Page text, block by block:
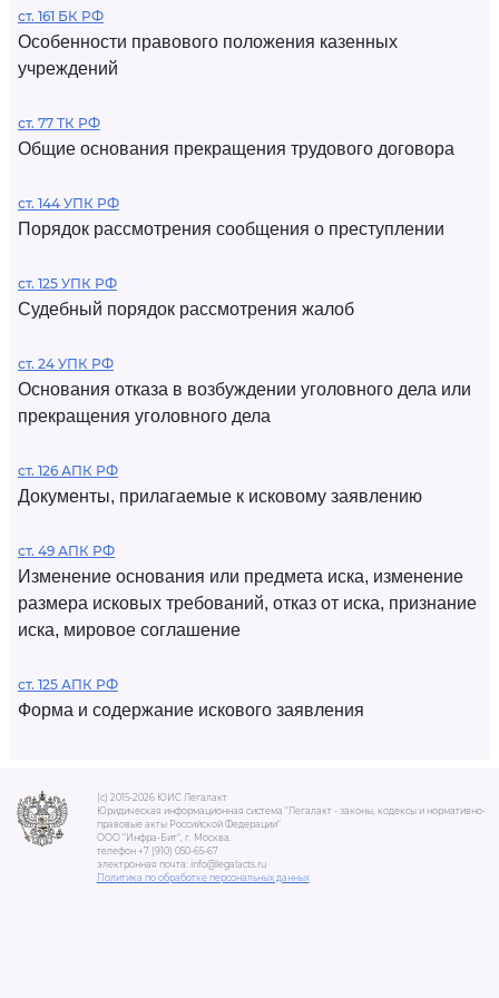
ст. 161 БК РФ
Особенности правового положения казенных
учреждений
ст. 77 ТК РФ
Общие основания прекращения трудового договора
ст. 144 УПК РФ
Порядок рассмотрения сообщения о преступлении
ст. 125 УПК РФ
Судебный порядок рассмотрения жалоб
ст. 24 УПК РФ
Основания отказа в возбуждении уголовного дела или
прекращения уголовного дела
ст. 126 АПК РФ
Документы, прилагаемые к исковому заявлению
ст. 49 АПК РФ
Изменение основания или предмета иска, изменение
размера исковых требований, отказ от иска, признание
иска, мировое соглашение
ст. 125 АПК РФ
Форма и содержание искового заявления
(c) 2015-2026 ЮИС Легалакт
Юридическая информационная система "Легалакт - законы, кодексы и нормативно-
правовые акты Российской Федерации"
ООО "Инфра-Бит", г. Москва.
телефон +7 (910) 050-65-67
электронная почта: info@legalacts.ru
Политика по обработке персональных данных